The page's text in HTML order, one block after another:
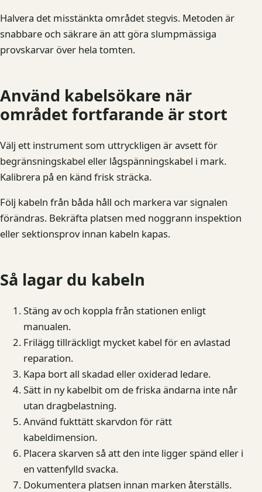
Halvera det misstänkta området stegvis. Metoden är
snabbare och säkrare än att göra slumpmässiga
provskarvar över hela tomten.
Använd kabelsökare när
området fortfarande är stort
Välj ett instrument som uttryckligen är avsett för
begränsningskabel eller lågspänningskabel i mark.
Kalibrera på en känd frisk sträcka.
Följ kabeln från båda håll och markera var signalen
förändras. Bekräfta platsen med noggrann inspektion
eller sektionsprov innan kabeln kapas.
Så lagar du kabeln
Stäng av och koppla från stationen enligt
manualen.
Frilägg tillräckligt mycket kabel för en avlastad
reparation.
Kapa bort all skadad eller oxiderad ledare.
Sätt in ny kabelbit om de friska ändarna inte når
utan dragbelastning.
Använd fukttätt skarvdon för rätt
kabeldimension.
Placera skarven så att den inte ligger spänd eller i
en vattenfylld svacka.
Dokumentera platsen innan marken återställs.